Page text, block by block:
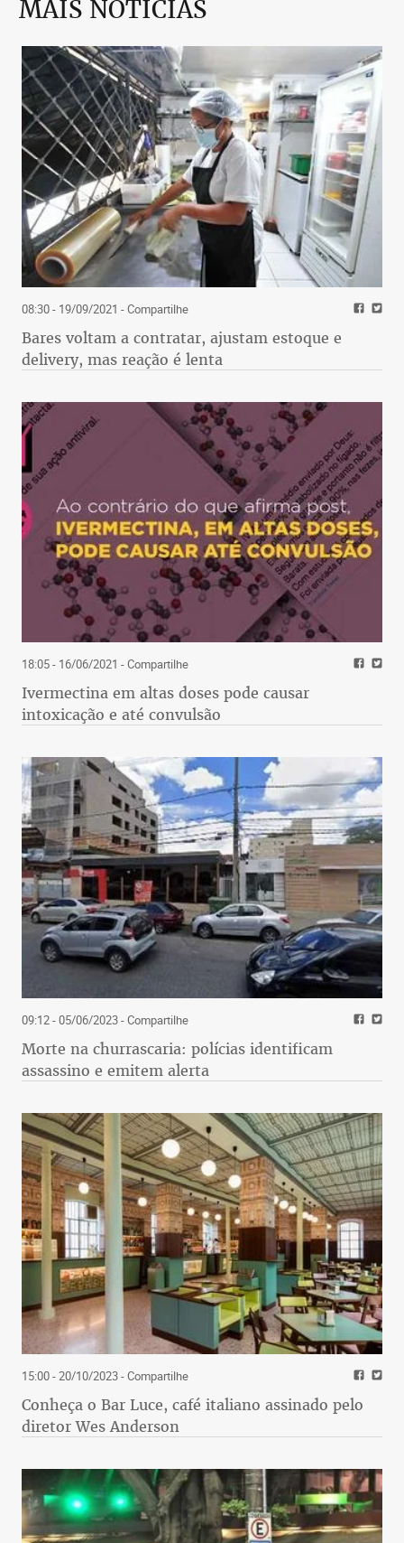
MAIS NOTÍCIAS
08:30 - 19/09/2021 - Compartilhe
Bares voltam a contratar, ajustam estoque e
delivery, mas reação é lenta
18:05 - 16/06/2021 - Compartilhe
Ivermectina em altas doses pode causar
intoxicação e até convulsão
09:12 - 05/06/2023- Compartilhe
Morte na churrascaria: polícias identificam
assassino e emitem alerta
15:00 - 20/10/2023- Compartilhe
Conheça o Bar Luce, café italiano assinado pelo
diretor Wes Anderson